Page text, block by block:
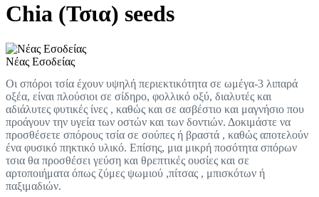
Chia (Τσια) seeds
Νέας Εσοδείας
Οι σπόροι τσία έχουν υψηλή περιεκτικότητα σε ωμέγα-3 λιπαρά
οξέα, είναι πλούσιοι σε σίδηρο, φολλικό οξύ, διαλυτές και
αδιάλυτες φυτικές ίνες , καθώς και σε ασβέστιο και μαγνήσιο που
προάγουν την υγεία των οστών και των δοντιών. Δοκιμάστε να
προσθέσετε σπόρους τσία σε σούπες ή βραστά , καθώς αποτελούν
ένα φυσικό πηκτικό υλικό. Επίσης, μια μικρή ποσότητα σπόρων
τσια θα προσθέσει γεύση και θρεπτικές ουσίες και σε
αρτοποιήματα όπως ζύμες ψωμιού ,πίτσας , μπισκότων ή
παξιμαδιών.